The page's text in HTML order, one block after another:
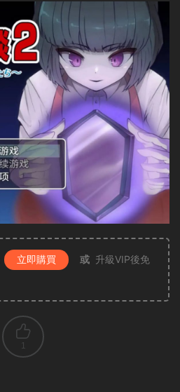
立即購買 或 升級VIP後免
1